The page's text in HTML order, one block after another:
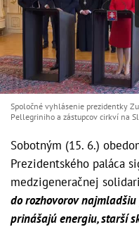
Spoločné vyhlásenie prezidentky
Pellegriniho a zástupcov cirkví na
Sobotným (15. 6.)
Prezidentského paláca
medzigeneračnej
do rozhovorov
prinášajú energiu, starší